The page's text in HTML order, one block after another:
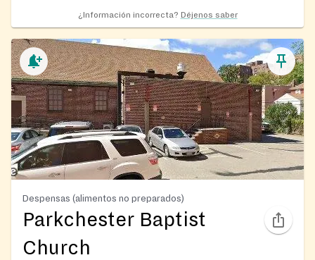
¿Información incorrecta? Déjenos saber
Despensas (alimentos no preparados)
Parkchester Baptist
Church